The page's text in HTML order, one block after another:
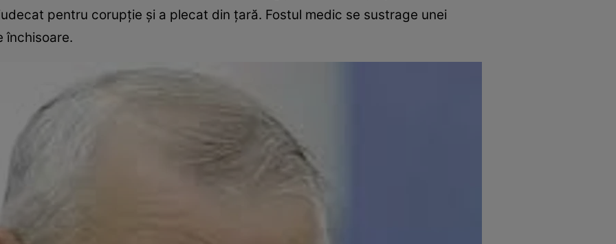
pentru corupție și a plecat din țară. Fostul medic se sustrage unei
închisoare.